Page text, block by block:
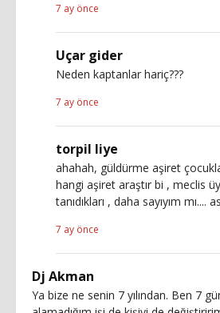
7 ay önce
Uçar gider
Neden kaptanlar hariç???
7 ay önce
torpil liye
ahahah, güldürme aşiret
hangi aşiret araştır bi , meclis
tanıdıkları , daha sayıyım mı....
7 ay önce
Dj Akman
Ya bize ne senin 7 yılından. Ben 7